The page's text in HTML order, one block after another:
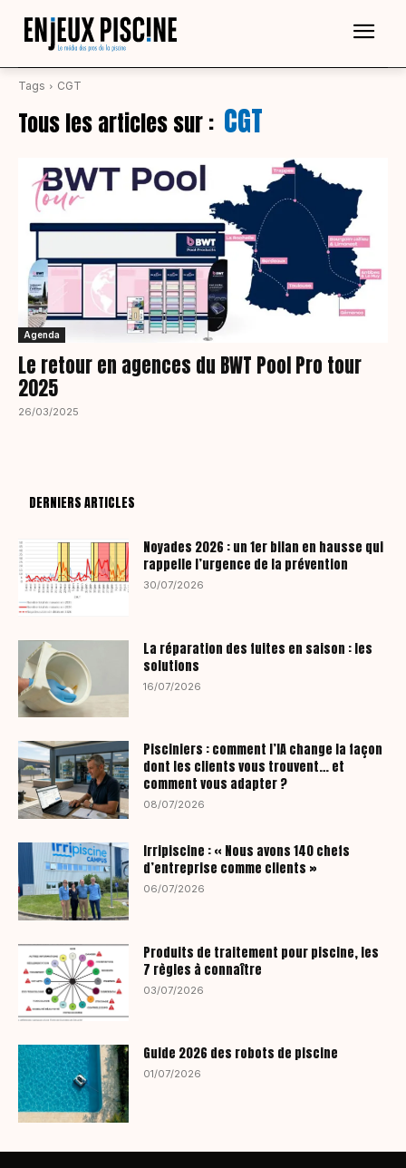
Tags CGT
Tous les articles sur : CGT
Agenda
Le retour en agences du BWT Pool Pro tour
2025
26/03/2025
DERNIERS ARTICLES
Noyades 2026 : un 1er bilan en hausse qui
rappelle l’urgence de la prévention
30/07/2026
La réparation des fuites en saison : les
solutions
16/07/2026
Pisciniers : comment l’IA change la façon
dont les clients vous trouvent… et
comment vous adapter ?
08/07/2026
Irripiscine : « Nous avons 140 chefs
d’entreprise comme clients »
06/07/2026
Produits de traitement pour piscine, les
7 règles à connaître
03/07/2026
Guide 2026 des robots de piscine
01/07/2026